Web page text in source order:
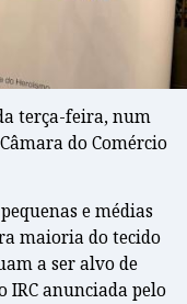
terça-feira, num
do Comércio
e médias
maioria do tecido
a ser alvo de
IRC anunciada pelo